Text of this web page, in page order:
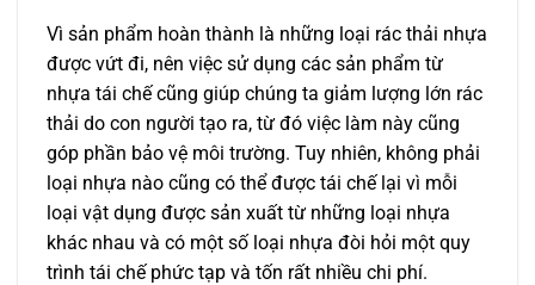
Vì sản phẩm hoàn thành là những loại rác thải nhựa
được vứt đi, nên việc sử dụng các sản phẩm từ
nhựa tái chế cũng giúp chúng ta giảm lượng lớn rác
thải do con người tạo ra, từ đó việc làm này cũng
góp phần bảo vệ môi trường. Tuy nhiên, không phải
loại nhựa nào cũng có thể được tái chế lại vì mỗi
loại vật dụng được sản xuất từ những loại nhựa
khác nhau và có một số loại nhựa đòi hỏi một quy
trình tái chế phức tạp và tốn rất nhiều chi phí.